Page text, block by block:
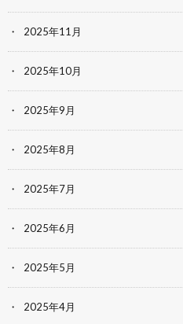
2025年11月
2025年10月
2025年9月
2025年8月
2025年7月
2025年6月
2025年5月
2025年4月